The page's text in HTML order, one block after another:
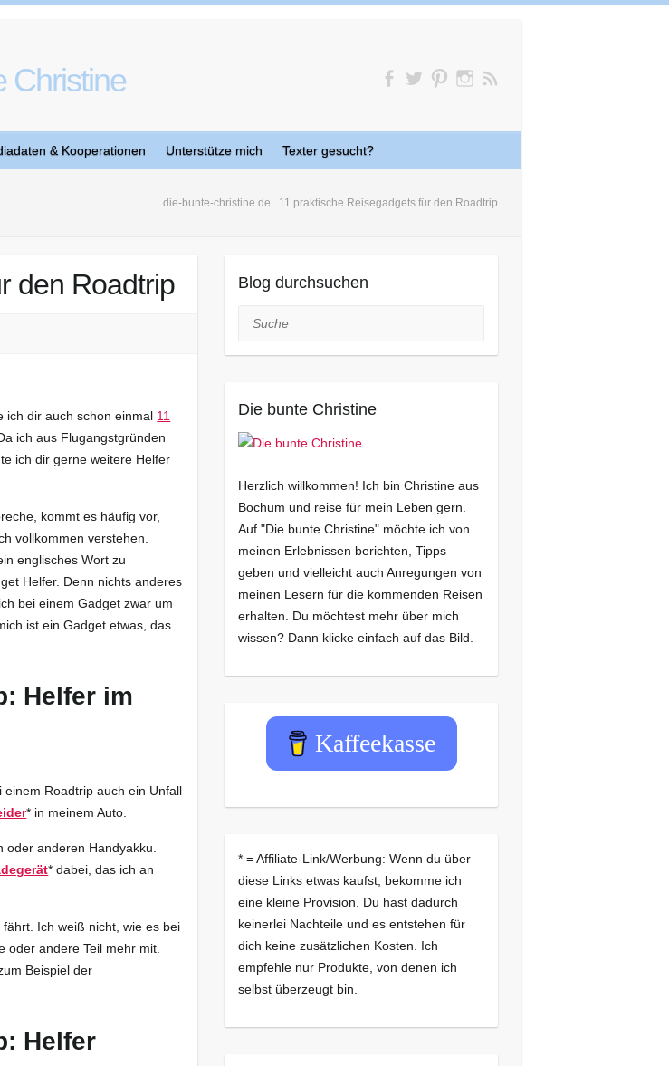
& Kooperationen Unterstütze mich Texter gesucht?
die-bunte-christine.de 11 praktische Reisegadgets für den Roadtrip
den Roadtrip
ich dir auch schon einmal 11
ich aus Flugangstgründen
ich dir gerne weitere Helfer
kommt es häufig vor,
vollkommen verstehen.
englisches Wort zu
Helfer. Denn nichts anderes
bei einem Gadget zwar um
ist ein Gadget etwas, das
Helfer im
Roadtrip auch ein Unfall
* in meinem Auto.
oder anderen Handyakku.
* dabei, das ich an
Ich weiß nicht, wie es bei
oder andere Teil mehr mit.
Beispiel der
Helfer
Blog durchsuchen
Suche
Die bunte Christine
Herzlich willkommen! Ich bin Christine aus
Bochum und reise für mein Leben gern.
Auf "Die bunte Christine" möchte ich von
meinen Erlebnissen berichten, Tipps
geben und vielleicht auch Anregungen von
meinen Lesern für die kommenden Reisen
erhalten. Du möchtest mehr über mich
wissen? Dann klicke einfach auf das Bild.
Kaffeekasse
* = Affiliate-Link/Werbung: Wenn du über
diese Links etwas kaufst, bekomme ich
eine kleine Provision. Du hast dadurch
keinerlei Nachteile und es entstehen für
dich keine zusätzlichen Kosten. Ich
empfehle nur Produkte, von denen ich
selbst überzeugt bin.